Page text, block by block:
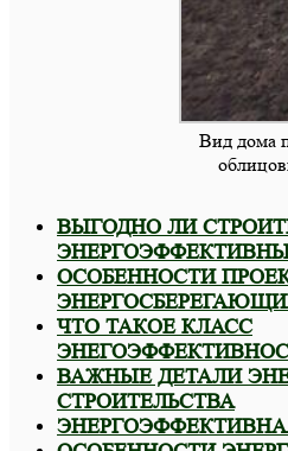
Вид дома
ВЫГОДНО ЛИ
ОСОБЕННОСТИ
ЧТО ТАКОЕ КЛАСС
ВАЖНЫЕ ДЕТАЛИ
СТРОИТЕЛЬСТВА